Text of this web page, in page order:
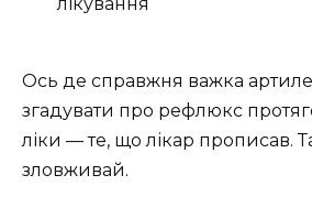
Ось де справжня важка
згадувати про рефлюкс
ліки — те, що лікар прописав.
зловживай.